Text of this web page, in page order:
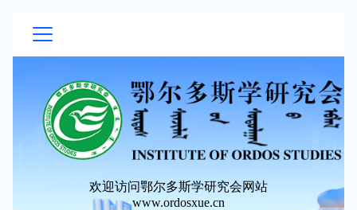
欢迎访问鄂尔多斯学研究会网站
www.ordosxue.cn